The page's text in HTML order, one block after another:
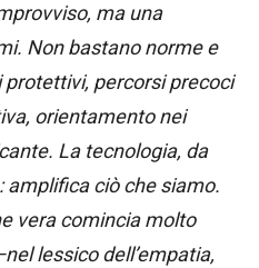
ma una
Non bastano norme e
percorsi precoci
orientamento nei
La tecnologia, da
amplifica ciò che siamo.
vera comincia molto
lessico dell’empatia,